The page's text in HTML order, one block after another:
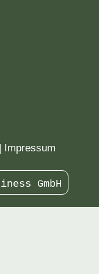
Impressum